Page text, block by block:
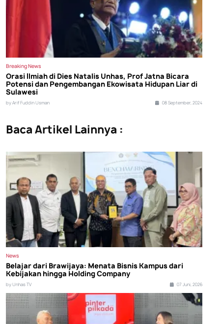
Breaking News
Orasi Ilmiah di Dies Natalis Unhas, Prof Jatna Bicara
Potensi dan Pengembangan Ekowisata Hidupan Liar di
Sulawesi
by Arif Fuddin Usman 08 September, 2024
Baca Artikel Lainnya :
News
Belajar dari Brawijaya: Menata Bisnis Kampus dari
Kebijakan hingga Holding Company
by Unhas TV 07 Juni, 2026